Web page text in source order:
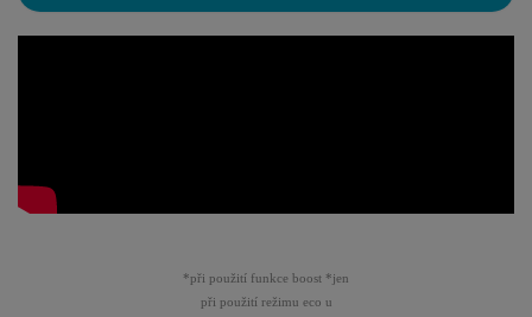
*při použití funkce boost *jen
při použití režimu eco u